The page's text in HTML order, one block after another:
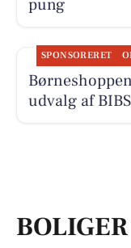
pung
SPONSORERET
udvalg af